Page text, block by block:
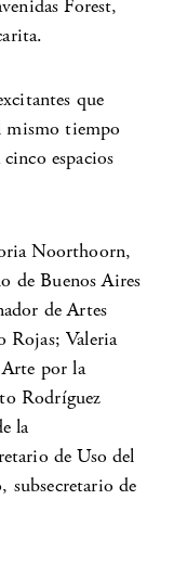
Forest,
que
mismo tiempo
espacios
Noorthoorn,
de Buenos Aires
de Artes
Rojas; Valeria
por la
Rodríguez
la
de Uso del
subsecretario de